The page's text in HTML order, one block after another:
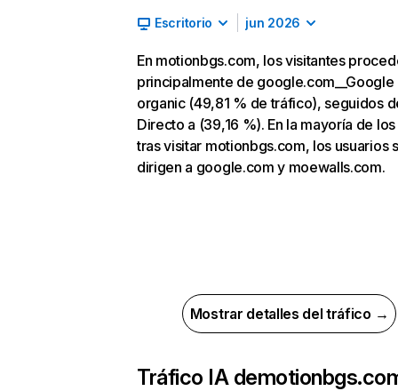
Escritorio jun 2026
En motionbgs.com, los visitantes
principalmente de google.com__Google
organic (49,81 % de tráfico), seguidos
Directo a (39,16 %). En la mayoría de
tras visitar motionbgs.com, los usuarios
dirigen a google.com y moewalls.com.
Mostrar detalles del tráfico →
Tráfico IA de